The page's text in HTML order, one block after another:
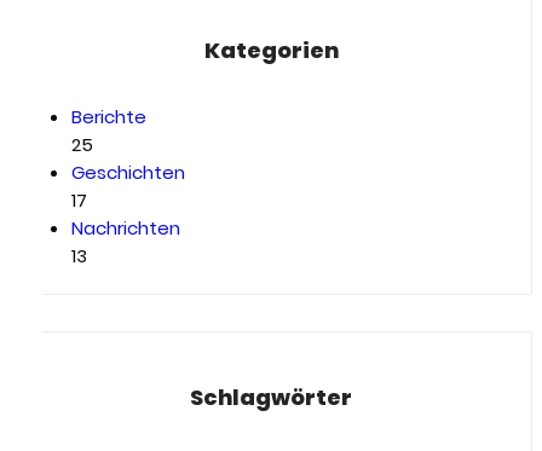
Kategorien
Berichte
25
Geschichten
17
Nachrichten
13
Schlagwörter